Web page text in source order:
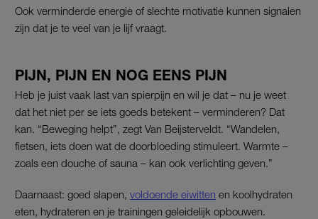
Ook verminderde energie of slechte motivatie kunnen signalen
zijn dat je te veel van je lijf vraagt.
PIJN, PIJN EN NOG EENS PIJN
Heb je juist vaak last van spierpijn en wil je dat – nu je weet
dat het niet per se iets goeds betekent – verminderen? Dat
kan. “Beweging helpt”, zegt Van Beijsterveldt. “Wandelen,
fietsen, iets doen wat de doorbloeding stimuleert. Warmte –
zoals een douche of sauna – kan ook verlichting geven.”
Daarnaast: goed slapen, voldoende eiwitten en koolhydraten
eten, hydrateren en je trainingen geleidelijk opbouwen.